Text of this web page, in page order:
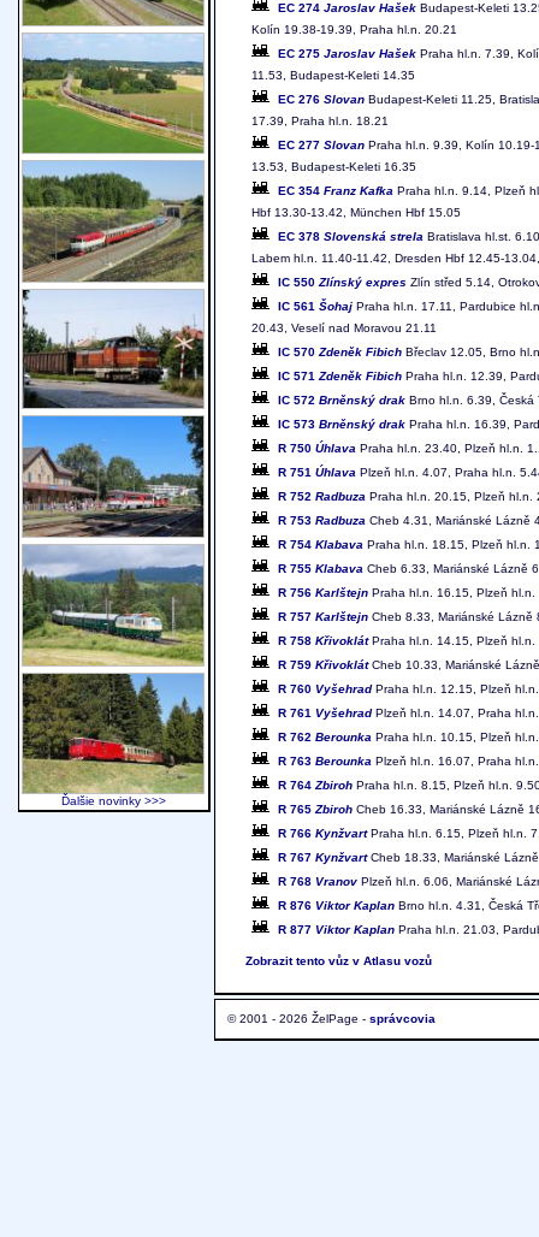
EC 274 Jaroslav Hašek Budapest-Keleti
Kolín 19.38-19.39, Praha hl.n. 20.21
EC 275 Jaroslav Hašek Praha hl.n. 7.39,
11.53, Budapest-Keleti 14.35
EC 276 Slovan Budapest-Keleti 11.25,
17.39, Praha hl.n. 18.21
EC 277 Slovan Praha hl.n. 9.39, Kolín 10.19-
13.53, Budapest-Keleti 16.35
EC 354 Franz Kafka Praha hl.n. 9.14, Plzeň
Hbf 13.30-13.42, München Hbf 15.05
EC 378 Slovenská strela Bratislava hl.st.
Labem hl.n. 11.40-11.42, Dresden Hbf 12.45-
IC 550 Zlínský expres Zlín střed 5.14,
IC 561 Šohaj Praha hl.n. 17.11, Pardubice
20.43, Veselí nad Moravou 21.11
IC 570 Zdeněk Fibich Břeclav 12.05, Brno
IC 571 Zdeněk Fibich Praha hl.n. 12.39,
IC 572 Brněnský drak Brno hl.n. 6.39,
IC 573 Brněnský drak Praha hl.n. 16.39,
R 750 Úhlava Praha hl.n. 23.40, Plzeň hl.n.
R 751 Úhlava Plzeň hl.n. 4.07, Praha hl.n.
R 752 Radbuza Praha hl.n. 20.15, Plzeň hl.n.
R 753 Radbuza Cheb 4.31, Mariánské Lázně
R 754 Klabava Praha hl.n. 18.15, Plzeň hl.n.
R 755 Klabava Cheb 6.33, Mariánské Lázně
R 756 Karlštejn Praha hl.n. 16.15, Plzeň
R 757 Karlštejn Cheb 8.33, Mariánské
R 758 KřivoklátPraha hl.n. 14.15, Plzeň hl.n.
R 759 KřivoklátCheb 10.33, Mariánské
R 760 VyšehradPraha hl.n. 12.15, Plzeň
R 761 VyšehradPlzeň hl.n. 14.07, Praha
R 762 Berounka Praha hl.n. 10.15, Plzeň
R 763 Berounka Plzeň hl.n. 16.07, Praha
R 764 Zbiroh Praha hl.n. 8.15, Plzeň hl.n.
R 765 Zbiroh Cheb 16.33, Mariánské Lázně
R 766 KynžvartPraha hl.n. 6.15, Plzeň hl.n.
R 767 KynžvartCheb 18.33, Mariánské
R 768 Vranov Plzeň hl.n. 6.06, Mariánské
R 876 Viktor Kaplan Brno hl.n. 4.31, Česká
R 877 Viktor Kaplan Praha hl.n. 21.03,
Zobrazit tento vůz v Atlasu vozů
© 2001 - 2026 ŽelPage - správcovia
Ďalšie novinky >>>